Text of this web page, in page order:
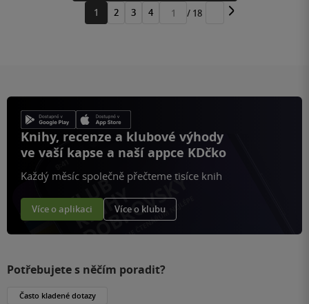
1 2 3 4
Přejít
/ 18
Knihy, recenze a klubové výhody
ve vaší kapse a naší appce KDčko
Každý měsíc společně přečteme tisíce knih
Více o aplikaci Více o klubu
Potřebujete s něčím poradit?
Často kladené dotazy